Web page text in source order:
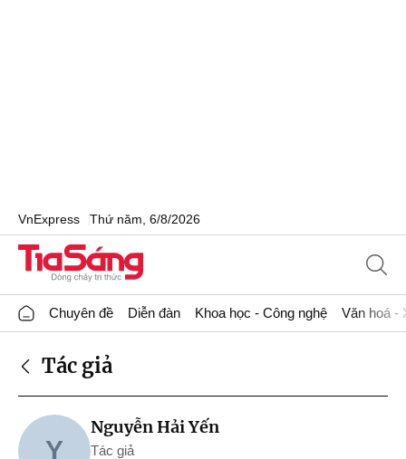
VnExpress Thứ năm, 6/8/2026
Chuyên đề Diễn đàn Khoa học - Công nghệ Văn hoá -
Tác giả
Y
Nguyễn Hải Yến
Tác giả